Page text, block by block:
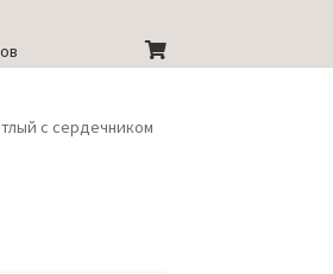
с сердечником